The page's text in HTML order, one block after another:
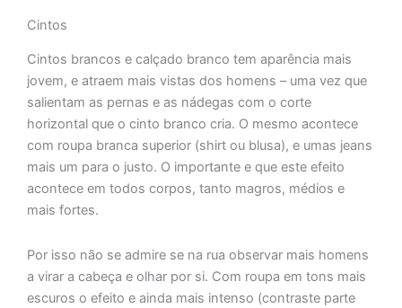
Cintos
Cintos brancos e calçado branco tem aparência mais
jovem, e atraem mais vistas dos homens – uma vez que
salientam as pernas e as nádegas com o corte
horizontal que o cinto branco cria. O mesmo acontece
com roupa branca superior (shirt ou blusa), e umas jeans
mais um para o justo. O importante e que este efeito
acontece em todos corpos, tanto magros, médios e
mais fortes.
Por isso não se admire se na rua observar mais homens
a virar a cabeça e olhar por si. Com roupa em tons mais
escuros o efeito e ainda mais intenso (contraste parte